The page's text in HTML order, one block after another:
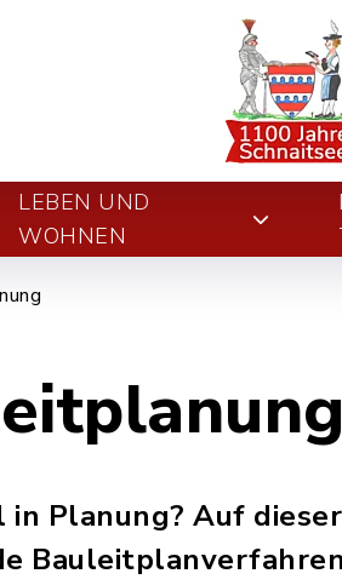
LEBEN UND
WOHNEN
Planung? Auf